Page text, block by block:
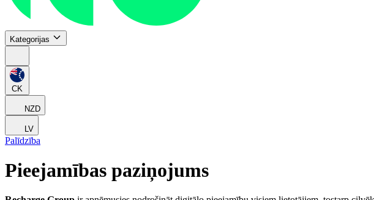
Kategorijas
CK
NZD
LV
Palīdzība
Pieejamības paziņojums